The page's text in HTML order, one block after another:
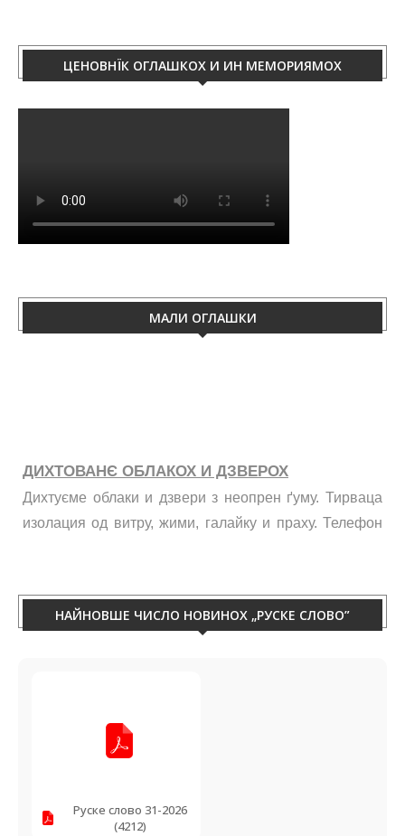
ЦЕНОВНЇК ОГЛАШКОХ И ИН МЕМОРИЯМОХ
МАЛИ ОГЛАШКИ
Дихтуєме облаки и дзвери з неопрен ґуму. Тирваца
изолация од витру, жими, галайку и праху. Телефон
060/50-88-433.
НАЙНОВШЕ ЧИСЛО НОВИНОХ „РУСКЕ СЛОВО”
Руске слово 31-2026
(4212)